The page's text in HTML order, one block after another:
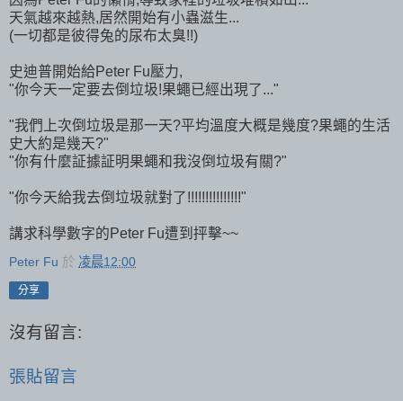
天氣越來越熱,居然開始有小蟲滋生...
(一切都是彼得兔的尿布太臭!!)
史迪普開始給Peter Fu壓力,
"你今天一定要去倒垃圾!果蠅已經出現了..."
"我們上次倒垃圾是那一天?平均溫度大概是幾度?果蠅的生活
史大約是幾天?"
"你有什麼証據証明果蠅和我沒倒垃圾有關?"
"你今天給我去倒垃圾就對了!!!!!!!!!!!!!!!"
講求科學數字的Peter Fu遭到抨擊~~
Peter Fu 於 凌晨12:00
分享
沒有留言:
張貼留言